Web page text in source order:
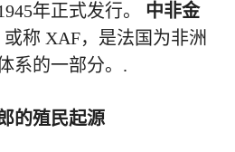
年正式发行。 中非金
或称 XAF，是法国为非洲
系的一部分。.
的殖民起源